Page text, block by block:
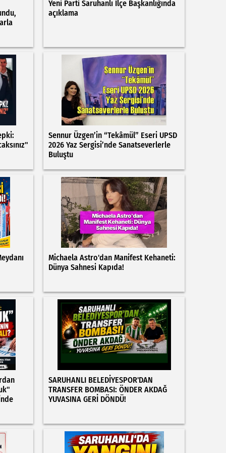
Yeni Parti Saruhanlı İlçe Başkanlığında
açıklama
Sennur Üzgen’in “Tekâmül” Eseri UPSD
2026 Yaz Sergisi’nde Sanatseverlerle
Buluştu
Michaela Astro'dan Manifest Kehaneti:
Dünya Sahnesi Kapıda!
SARUHANLI BELEDİYESPOR'DAN
TRANSFER BOMBASI: ÖNDER AKDAĞ
YUVASINA GERİ DÖNDÜ!